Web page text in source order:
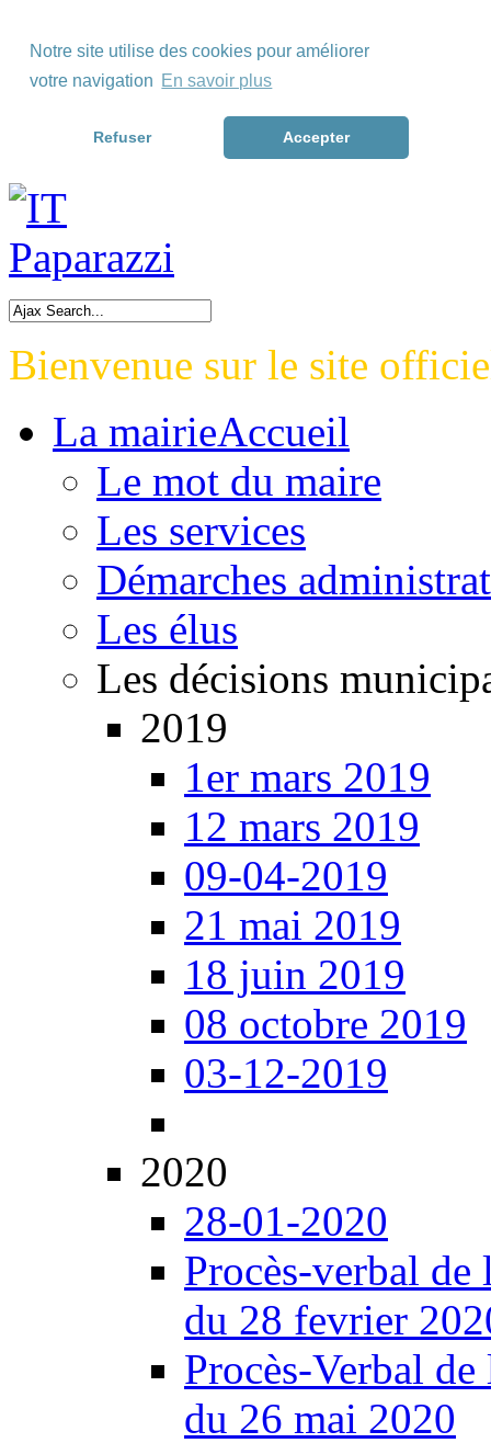
Notre site utilise des cookies pour améliorer
votre navigation En savoir plus
Refuser Accepter
Skip to Menu
Skip to Content
Skip to Footer>
Bienvenue sur le site
La mairieAccueil
Le mot du maire
Les services
Démarches
Les élus
Les décisions
2019
1er mars 2019
12 mars 2019
09-04-2019
21 mai 2019
18 juin 2019
08 octobre 2019
03-12-2019
2020
28-01-2020
Procès-verbal
du 28 fevrier
Procès-Verbal
du 26 mai 2020